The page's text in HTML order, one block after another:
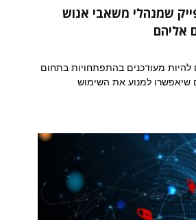
פייק שמנהלי משאבי אנוש
אליהם
להיות מעודכנים בהתפתחויות בתחום
שיאפשרו למנוע את השימוש